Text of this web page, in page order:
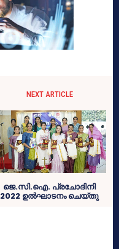
NEXT ARTICLE
ജെ.സി.ഐ. പ്രചോദിനി
2022 ഉൽഘാടനം ചെയ്തു